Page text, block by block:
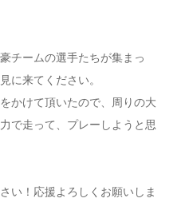
チームの選手たちが集まっ
に来てください。
かけて頂いたので、周りの大
で走って、プレーしようと思
い！応援よろしくお願いしま